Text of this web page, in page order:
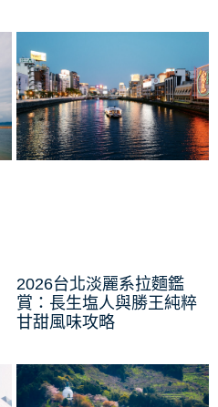
2026台北淡麗系拉麵鑑
賞：長生塩人與勝王純粹
甘甜風味攻略